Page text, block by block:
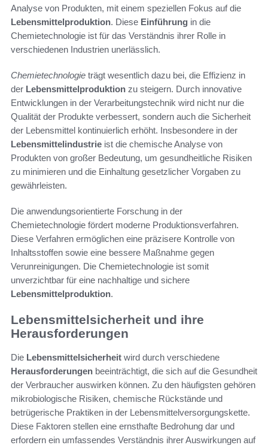
Analyse von Produkten, mit einem speziellen Fokus auf die
Lebensmittelproduktion. Diese Einführung in die
Chemietechnologie ist für das Verständnis ihrer Rolle in
verschiedenen Industrien unerlässlich.
Chemietechnologie trägt wesentlich dazu bei, die Effizienz in
der Lebensmittelproduktion zu steigern. Durch innovative
Entwicklungen in der Verarbeitungstechnik wird nicht nur die
Qualität der Produkte verbessert, sondern auch die Sicherheit
der Lebensmittel kontinuierlich erhöht. Insbesondere in der
Lebensmittelindustrie ist die chemische Analyse von
Produkten von großer Bedeutung, um gesundheitliche Risiken
zu minimieren und die Einhaltung gesetzlicher Vorgaben zu
gewährleisten.
Die anwendungsorientierte Forschung in der
Chemietechnologie fördert moderne Produktionsverfahren.
Diese Verfahren ermöglichen eine präzisere Kontrolle von
Inhaltsstoffen sowie eine bessere Maßnahme gegen
Verunreinigungen. Die Chemietechnologie ist somit
unverzichtbar für eine nachhaltige und sichere
Lebensmittelproduktion.
Lebensmittelsicherheit und ihre
Herausforderungen
Die Lebensmittelsicherheit wird durch verschiedene
Herausforderungen beeinträchtigt, die sich auf die Gesundheit
der Verbraucher auswirken können. Zu den häufigsten gehören
mikrobiologische Risiken, chemische Rückstände und
betrügerische Praktiken in der Lebensmittelversorgungskette.
Diese Faktoren stellen eine ernsthafte Bedrohung dar und
erfordern ein umfassendes Verständnis ihrer Auswirkungen auf